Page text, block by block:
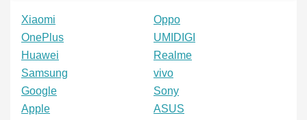
Xiaomi
Oppo
OnePlus
UMIDIGI
Huawei
Realme
Samsung
vivo
Google
Sony
Apple
ASUS